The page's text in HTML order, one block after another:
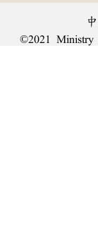
©2021 Ministry